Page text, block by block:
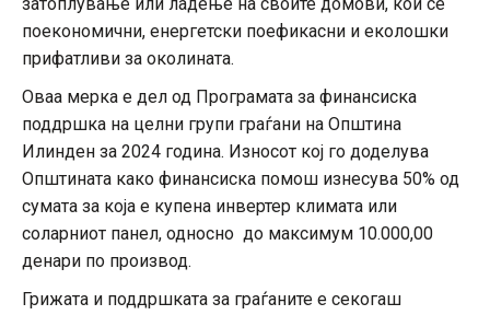
поекономични, енергетски поефикасни и еколошки
прифатливи за околината.
Оваа мерка е дел од Програмата за финансиска
поддршка на целни групи граѓани на Општина
Илинден за 2024 година. Износот кој го доделува
Општината како финансиска помош изнесува 50% од
сумата за која е купена инвертер климата или
соларниот панел, односно до максимум 10.000,00
денари по производ.
Грижата и поддршката за граѓаните е секогаш